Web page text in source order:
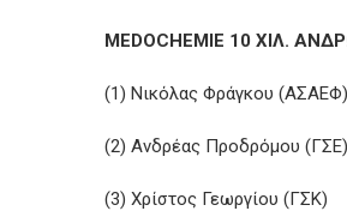
MEDOCHEMIE 10 ΧΙΛ.
(1) Νικόλας Φράγκου
(2) Ανδρέας
(3) Χρίστος